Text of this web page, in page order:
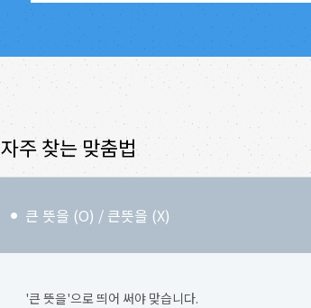
자주 찾는 맞춤법
큰 뜻을 (O) / 큰뜻을 (X)
'큰 뜻을'으로 띄어 써야 맞습니다.